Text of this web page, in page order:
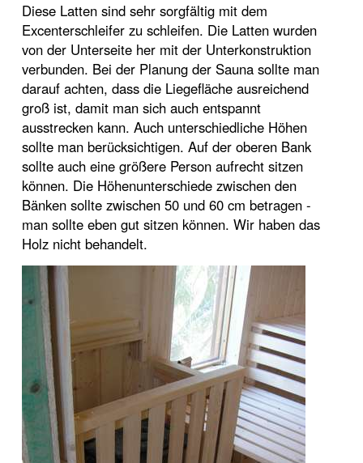
Diese Latten sind sehr sorgfältig mit dem
Excenterschleifer zu schleifen. Die Latten wurden
von der Unterseite her mit der Unterkonstruktion
verbunden. Bei der Planung der Sauna sollte man
darauf achten, dass die Liegefläche ausreichend
groß ist, damit man sich auch entspannt
ausstrecken kann. Auch unterschiedliche Höhen
sollte man berücksichtigen. Auf der oberen Bank
sollte auch eine größere Person aufrecht sitzen
können. Die Höhenunterschiede zwischen den
Bänken sollte zwischen 50 und 60 cm betragen -
man sollte eben gut sitzen können. Wir haben das
Holz nicht behandelt.